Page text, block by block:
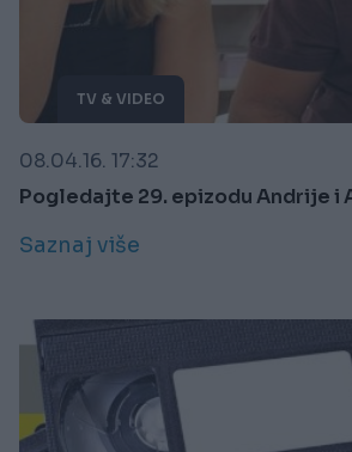
TV & VIDEO
08.04.16. 17:32
Pogledajte 29. epizodu Andrije i
Saznaj više